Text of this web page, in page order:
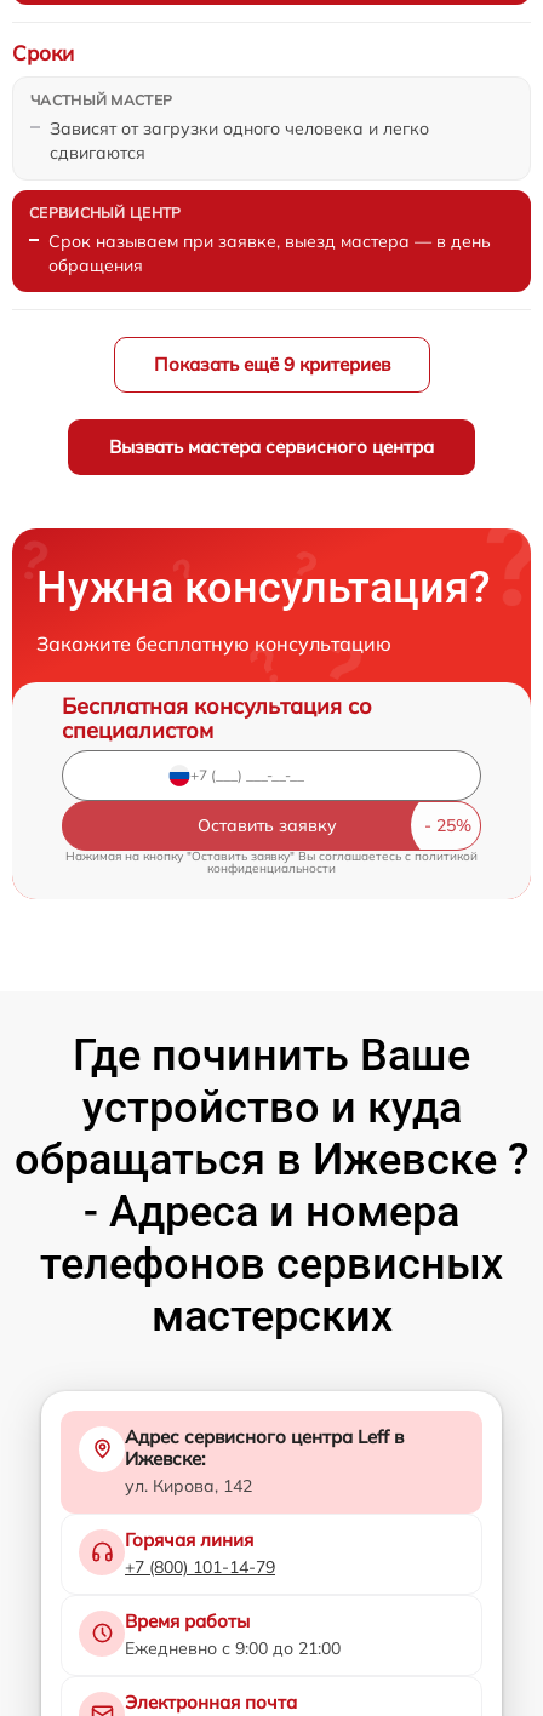
Зависят от загрузки одного человека и легко
сдвигаются
Сроки
Срок называем при заявке, выезд мастера — в день
обращения
Показать ещё 9 критериев
Вызвать мастера сервисного центра
Нужна консультация?
Закажите бесплатную консультацию
Бесплатная консультация со
специалистом
Оставить заявку
Нажимая на кнопку "Оставить заявку" Вы соглашаетесь cполитикой
конфиденциальности
Где починить Ваше
устройство и куда
обращаться в Ижевске ?
- Адреса и номера
телефонов сервисных
мастерских
Адрес сервисного центра Leff в
Ижевске:
ул. Кирова, 142
Горячая линия
+7 (800) 101-14-79
Время работы
Ежедневно с 9:00 до 21:00
Электронная почта